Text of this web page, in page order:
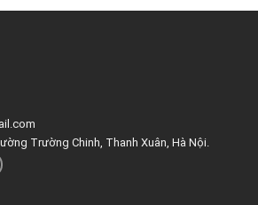
Trường Chinh, Thanh Xuân, Hà Nội.